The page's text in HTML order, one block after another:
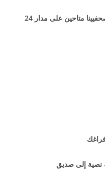
، المتوفر في علامة التبويب Live ، الخبرة والبصيرة من صحفيينا متاحين على مدار 24
نصية إلى صديق